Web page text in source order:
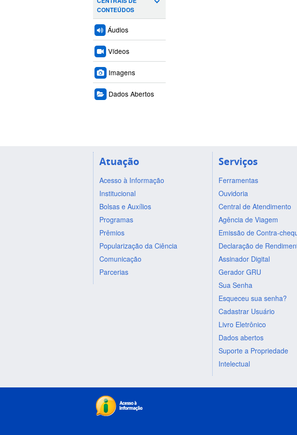
CONTEÚDOS
Áudios
Vídeos
Imagens
Dados Abertos
Atuação
Acesso à Informação
Institucional
Bolsas e Auxílios
Programas
Prêmios
Popularização da Ciência
Comunicação
Parcerias
Serviços
Ferramentas
Ouvidoria
Central de Atendimento
Agência de Viagem
Emissão de Contra-
Declaração de
Assinador Digital
Gerador GRU
Sua Senha
Esqueceu sua senha?
Cadastrar Usuário
Livro Eletrônico
Dados abertos
Suporte a Propriedade
Intelectual